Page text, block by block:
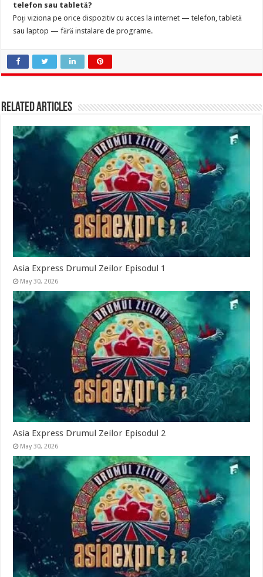
telefon sau tabletă?
Poți viziona pe orice dispozitiv cu acces la internet — telefon, tabletă
sau laptop — fără instalare de programe.
Related Articles
Asia Express Drumul Zeilor Episodul 1
May 30, 2026
Asia Express Drumul Zeilor Episodul 2
May 30, 2026